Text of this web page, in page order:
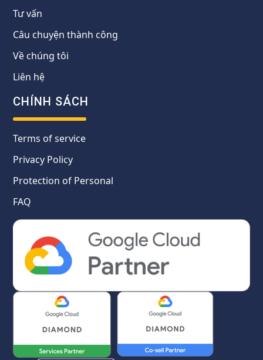
Tư vấn
Câu chuyện thành công
Về chúng tôi
Liên hệ
CHÍNH SÁCH
Terms of service
Privacy Policy
Protection of Personal
FAQ